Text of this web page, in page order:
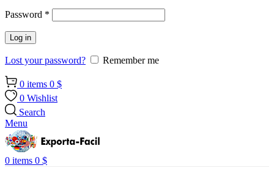
Password *
Log in
Lost your password? Remember me
0 items 0 $
0 Wishlist
Search
Menu
0 items 0 $